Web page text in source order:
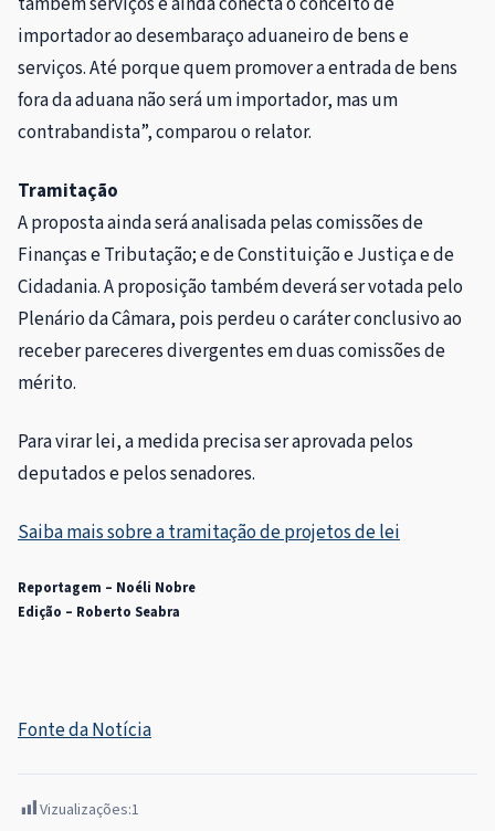
importador ao desembaraço aduaneiro de bens e
serviços. Até porque quem promover a entrada de bens
fora da aduana não será um importador, mas um
contrabandista”, comparou o relator.
Tramitação
A proposta ainda será analisada pelas comissões de
Finanças e Tributação; e de Constituição e Justiça e de
Cidadania. A proposição também deverá ser votada pelo
Plenário da Câmara, pois perdeu ocaráter conclusivoao
receber pareceres divergentes em duas comissões de
mérito.
Para virar lei, a medida precisa ser aprovada pelos
deputados e pelos senadores.
Saiba mais sobre a tramitação de projetos de lei
Reportagem – Noéli Nobre
Edição – Roberto Seabra
Fonte da Notícia
Vizualizações:1